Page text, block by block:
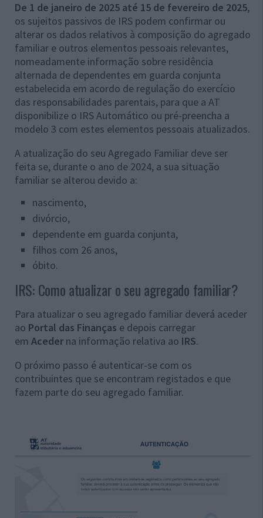
De 1 de janeiro de 2025 até 15 de fevereiro de 2025,
os sujeitos passivos de IRS podem confirmar ou
alterar os dados relativos à composição do agregado
familiar e outros elementos pessoais relevantes,
nomeadamente informação sobre residência
alternada de dependentes em guarda conjunta
estabelecida em acordo de regulação do exercício
das responsabilidades parentais, para que a AT
disponibilize o IRS Automático ou pré-preencha a
modelo 3 com estes elementos pessoais atualizados.
A atualização do seu Agregado Familiar deve ser
feita se, durante o ano de 2024, a sua situação
familiar se alterou devido a:
nascimento,
divórcio,
dependente em guarda conjunta,
filhos com 26 anos,
óbito.
IRS: Como atualizar o seu agregado familiar?
Para atualizar o seu agregado familiar deverá aceder
ao Portal das Finanças e depois carregar
em Aceder na informação relativa ao IRS.
O próximo passo é autenticar-se com os
contribuintes que se encontram registados e que
fazem parte do seu agregado familiar.